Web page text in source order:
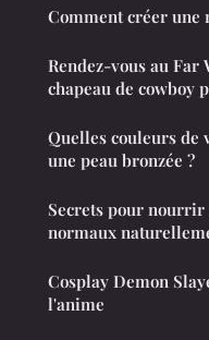
Comment créer une
Rendez-vous au Far
chapeau de cowboy
Quelles couleurs
une peau bronzée ?
Secrets pour nourrir
normaux
Cosplay Demon
l'anime